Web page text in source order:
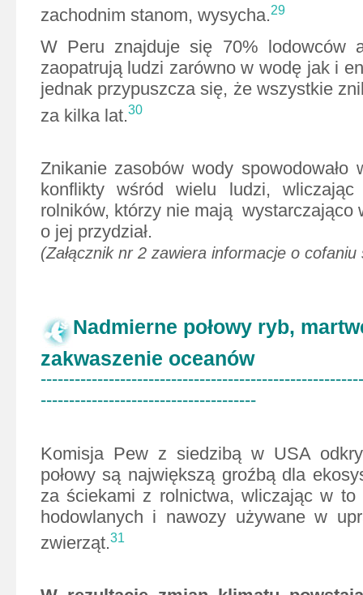
zachodnim stanom, wysycha.29
W Peru znajduje się 70% lodowców
zaopatrują ludzi zarówno w wodę jak i
jednak przypuszcza się, że wszystkie
za kilka lat.30
Znikanie zasobów wody spowodowało
konflikty wśród wielu ludzi, wliczając
rolników, którzy nie mają wystarczająco
o jej przydział.
(Załącznik nr 2 zawiera informacje o cofaniu
Nadmierne połowy ryb,
zakwaszenie oceanów
--------------------------------------
Komisja Pew z siedzibą w USA
połowy są największą groźbą dla
za ściekami z rolnictwa, wliczając w to
hodowlanych i nawozy używane w
zwierząt.31